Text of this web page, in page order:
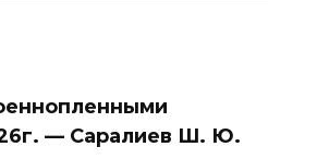
— Саралиев Ш. Ю.